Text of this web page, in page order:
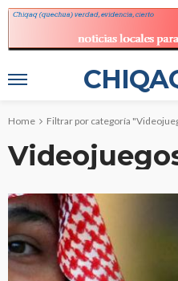
Home Filtrar por categoría